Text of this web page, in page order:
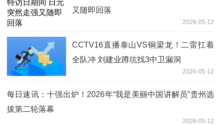
又随即回落
2026-05-12
CCTV16直播泰山VS铜梁龙！二雷扛着
全队冲 刘建业蹲坑找3中卫漏洞
2026-05-12
每日速讯：十强出炉！2026年“我是美丽中国讲解员”贵州选
拔第二轮落幕
2026-05-12